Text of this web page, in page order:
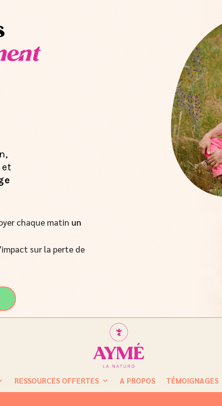
chaque matin un
sur la perte de
RESSOURCES OFFERTES A PROPOS TÉMOIGNAGES